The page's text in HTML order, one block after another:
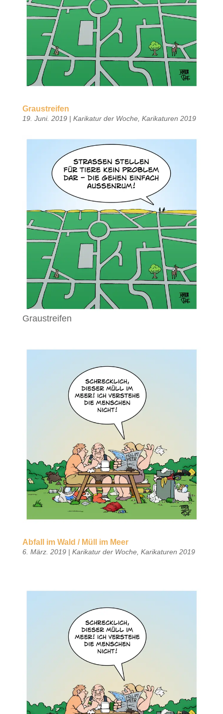
Graustreifen
19. Juni. 2019| Karikatur der Woche, Karikaturen 2019
Graustreifen
Abfall im Wald / Müll im Meer
6. März. 2019| Karikatur der Woche, Karikaturen 2019